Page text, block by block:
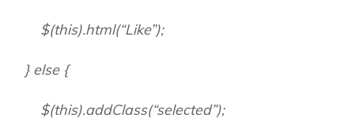
$(this).html(“Like”);
} else {
$(this).addClass(“selected”);